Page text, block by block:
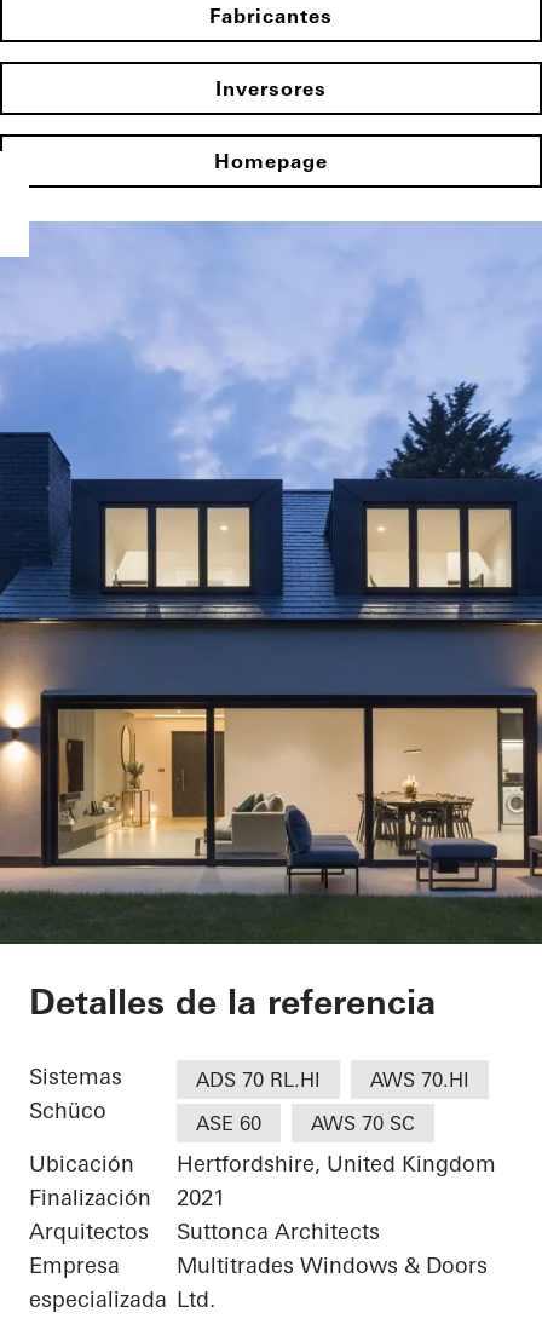
Fabricantes
Inversores
Homepage
Birch Green
Detalles de la referencia
Sistemas
Schüco
ADS 70 RL.HI
AWS 70.HI
ASE 60
AWS 70 SC
Ubicación
Hertfordshire, United Kingdom
Finalización
2021
Arquitectos
Suttonca Architects
Empresa
especializada
Multitrades Windows & Doors
Ltd.